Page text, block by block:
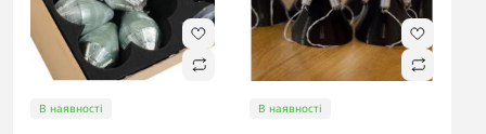
В наявності В наявності